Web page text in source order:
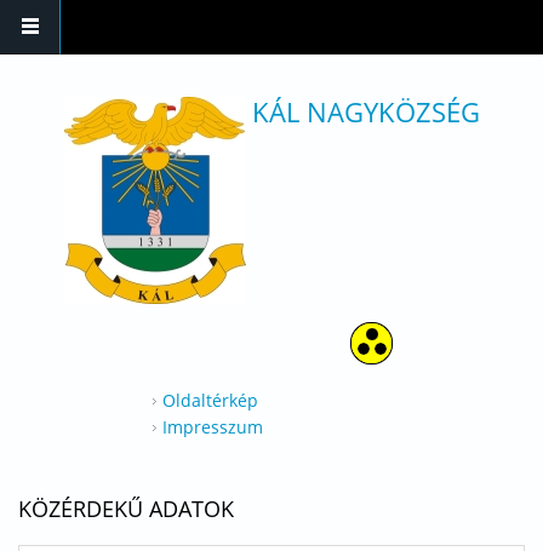
KÁL NAGYKÖZSÉG
Oldaltérkép
Impresszum
KÖZÉRDEKŰ ADATOK